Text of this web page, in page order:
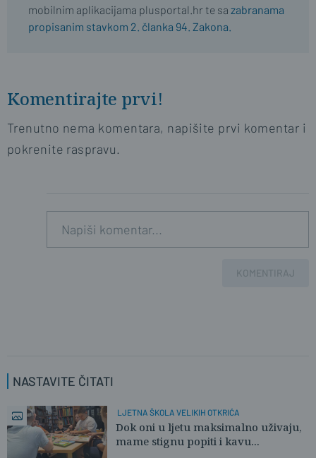
mobilnim aplikacijama plusportal.hr te sa zabranama
propisanim stavkom 2. članka 94. Zakona.
Komentirajte prvi!
Trenutno nema komentara, napišite prvi komentar i
pokrenite raspravu.
KOMENTIRAJ
NASTAVITE ČITATI
LJETNA ŠKOLA VELIKIH OTKRIĆA
Dok oni u ljetu maksimalno uživaju,
mame stignu popiti i kavu...